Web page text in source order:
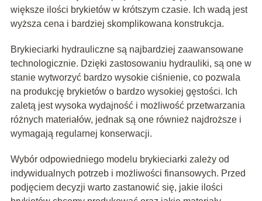
większe ilości brykietów w krótszym czasie. Ich wadą jest
wyższa cena i bardziej skomplikowana konstrukcja.
Brykieciarki hydrauliczne są najbardziej zaawansowane
technologicznie. Dzięki zastosowaniu hydrauliki, są one w
stanie wytworzyć bardzo wysokie ciśnienie, co pozwala
na produkcję brykietów o bardzo wysokiej gęstości. Ich
zaletą jest wysoka wydajność i możliwość przetwarzania
różnych materiałów, jednak są one również najdroższe i
wymagają regularnej konserwacji.
Wybór odpowiedniego modelu brykieciarki zależy od
indywidualnych potrzeb i możliwości finansowych. Przed
podjęciem decyzji warto zastanowić się, jakie ilości